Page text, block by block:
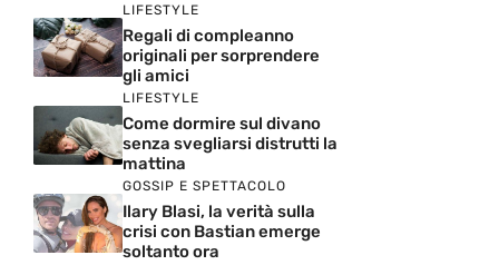
LIFESTYLE
Regali di compleanno
originali per sorprendere
gli amici
LIFESTYLE
Come dormire sul divano
senza svegliarsi distrutti la
mattina
GOSSIP E SPETTACOLO
Ilary Blasi, la verità sulla
crisi con Bastian emerge
soltanto ora